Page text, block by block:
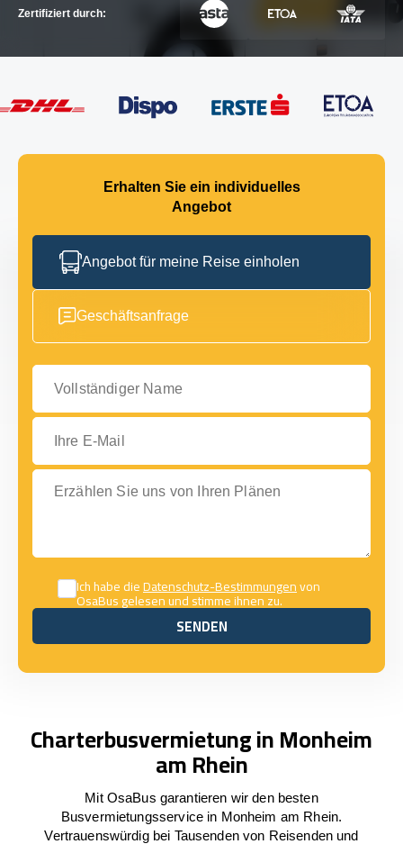
Zertifiziert durch:
Erhalten Sie ein individuelles
Angebot
Angebot für meine Reise einholen
Geschäftsanfrage
Vollständiger Name
Ihre E-Mail
Erzählen Sie uns von Ihren Plänen
Ich habe dieDatenschutz-Bestimmungenvon
OsaBus gelesen und stimme ihnen zu.
SENDEN
SENDEN
Charterbusvermietung in Monheim
am Rhein
Mit OsaBus garantieren wir den besten
Busvermietungsservice in Monheim am Rhein.
Vertrauenswürdig bei Tausenden von Reisenden und